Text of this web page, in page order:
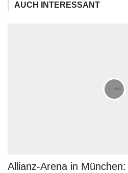
AUCH INTERESSANT
Allianz-Arena in